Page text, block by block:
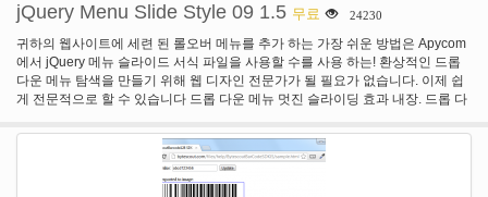
jQuery Menu Slide Style 09 1.5 무료 24230
귀하의 웹사이트에 세련 된 롤오버 메뉴를 추가 하는 가장 쉬운 방법은 Apycom
에서 jQuery 메뉴 슬라이드 서식 파일을 사용할 수를 사용 하는! 환상적인 드롭
다운 메뉴 탐색을 만들기 위해 웹 디자인 전문가가 될 필요가 없습니다. 이제 쉽
게 전문적으로 할 수 있습니다 드롭 다운 메뉴 멋진 슬라이딩 효과 내장. 드롭 다
보를 배치 하는 좋은 방법입니다.